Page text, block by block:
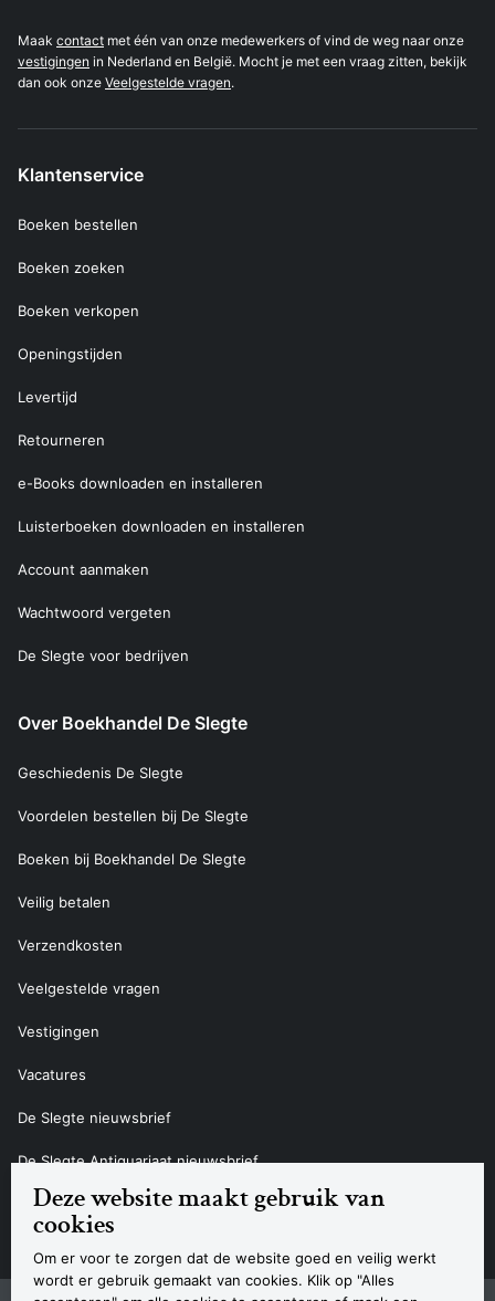
Deze website maakt gebruik van
cookies
Om er voor te zorgen dat de website goed en veilig werkt
wordt er gebruik gemaakt van cookies. Klik op "Alles
Maak contact met één van onze medewerkers of vind de weg naar onze
vestigingen in Nederland en België. Mocht je met een vraag zitten, bekijk
dan ook onze Veelgestelde vragen.
Klantenservice
Boeken bestellen
Boeken zoeken
Boeken verkopen
Openingstijden
Levertijd
Retourneren
e-Books downloaden en installeren
Luisterboeken downloaden en installeren
Account aanmaken
Wachtwoord vergeten
De Slegte voor bedrijven
Over Boekhandel De Slegte
Geschiedenis De Slegte
Voordelen bestellen bij De Slegte
Boeken bij Boekhandel De Slegte
Veilig betalen
Verzendkosten
Veelgestelde vragen
Vestigingen
Vacatures
De Slegte nieuwsbrief
De Slegte Antiquariaat nieuwsbrief
Contact